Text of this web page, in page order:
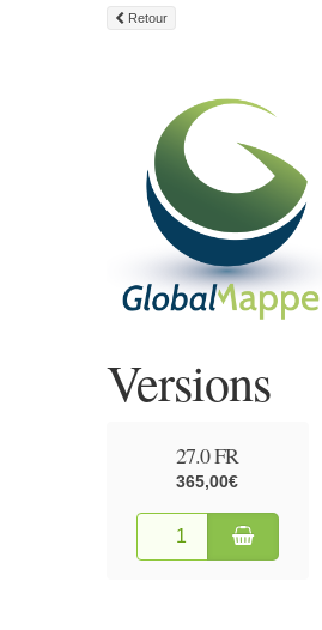
Retour
Versions
27.0 FR
365,00€